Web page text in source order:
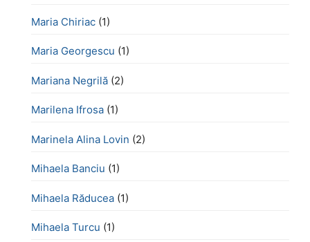
Maria Chiriac (1)
Maria Georgescu (1)
Mariana Negrilă (2)
Marilena Ifrosa (1)
Marinela Alina Lovin (2)
Mihaela Banciu (1)
Mihaela Răducea (1)
Mihaela Turcu (1)